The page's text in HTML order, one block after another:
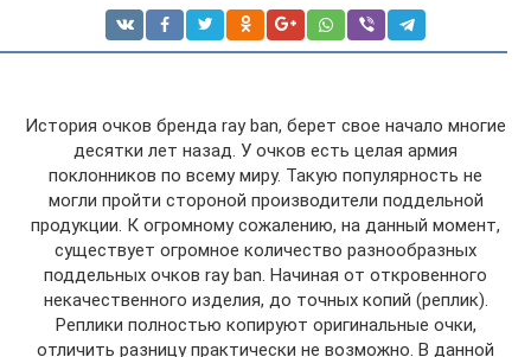
История очков бренда ray ban, берет свое начало многие
десятки лет назад. У очков есть целая армия
поклонников по всему миру. Такую популярность не
могли пройти стороной производители поддельной
продукции. К огромному сожалению, на данный момент,
существует огромное количество разнообразных
поддельных очков ray ban. Начиная от откровенного
некачественного изделия, до точных копий (реплик).
Реплики полностью копируют оригинальные очки,
отличить разницу практически не возможно. В данной